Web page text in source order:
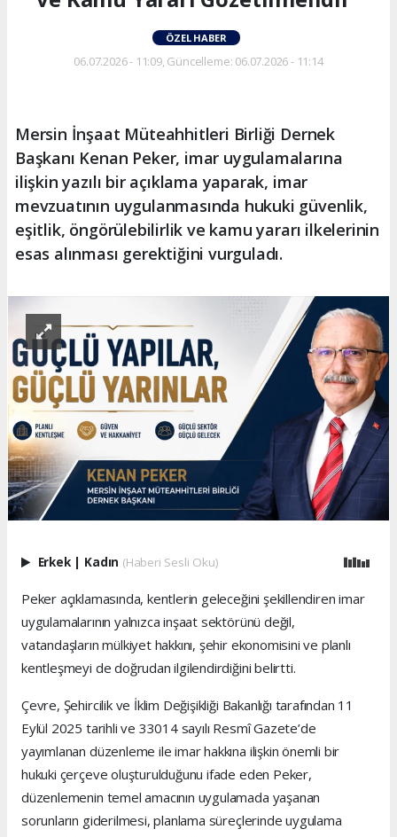
ÖZEL HABER
06.07.2026 - 11:09, Güncelleme: 06.07.2026 - 11:14
Mersin İnşaat Müteahhitleri Birliği Dernek
Başkanı Kenan Peker, imar uygulamalarına
ilişkin yazılı bir açıklama yaparak, imar
mevzuatının uygulanmasında hukuki güvenlik,
eşitlik, öngörülebilirlik ve kamu yararı ilkelerinin
esas alınması gerektiğini vurguladı.
Erkek | Kadın (Haberi Sesli Oku)
Peker açıklamasında, kentlerin geleceğini şekillendiren imar
uygulamalarının yalnızca inşaat sektörünü değil,
vatandaşların mülkiyet hakkını, şehir ekonomisini ve planlı
kentleşmeyi de doğrudan ilgilendirdiğini belirtti.
Çevre, Şehircilik ve İklim Değişikliği Bakanlığı tarafından 11
Eylül 2025 tarihli ve 33014 sayılı Resmî Gazete’de
yayımlanan düzenleme ile imar hakkına ilişkin önemli bir
hukuki çerçeve oluşturulduğunu ifade eden Peker,
düzenlemenin temel amacının uygulamada yaşanan
sorunların giderilmesi, planlama süreçlerinde uygulama